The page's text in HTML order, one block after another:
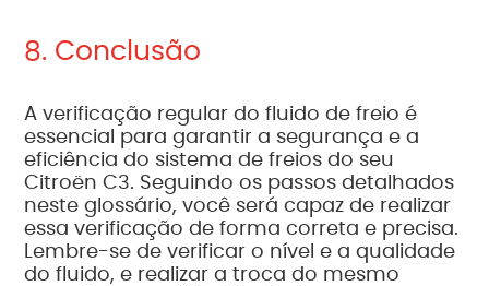
8. Conclusão
A verificação regular do fluido de freio é
essencial para garantir a segurança e a
eficiência do sistema de freios do seu
Citroën C3. Seguindo os passos detalhados
neste glossário, você será capaz de realizar
essa verificação de forma correta e precisa.
Lembre-se de verificar o nível e a qualidade
do fluido, e realizar a troca do mesmo